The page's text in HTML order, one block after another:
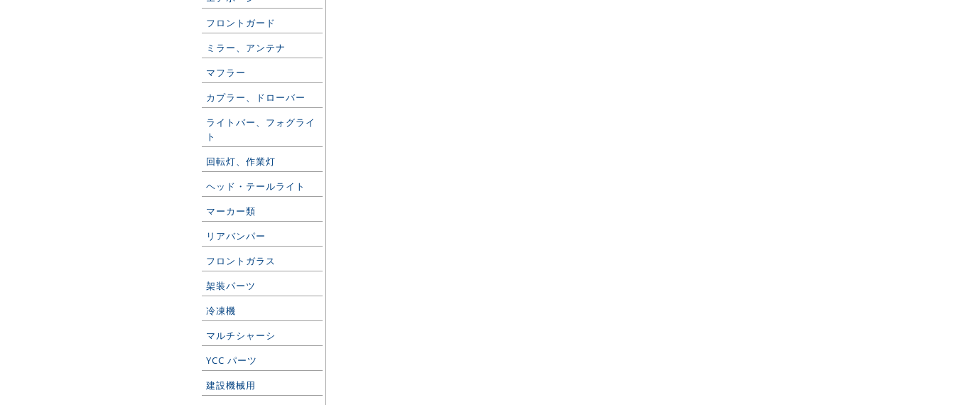
フロントガード
ミラー、アンテナ
マフラー
カプラー、ドローバー
ライトバー、フォグライ
ト
回転灯、作業灯
ヘッド・テールライト
マーカー類
リアバンパー
フロントガラス
架装パーツ
冷凍機
マルチシャーシ
YCC パーツ
建設機械用